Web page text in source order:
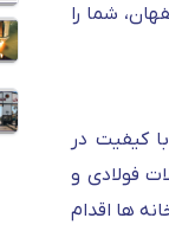
شما را
کیفیت در
فولادی و
ها اقدام